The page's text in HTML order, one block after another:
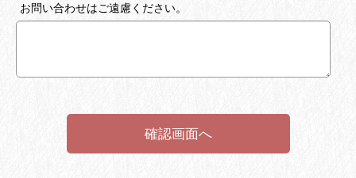
お問い合わせはご遠慮ください。
確認画面へ